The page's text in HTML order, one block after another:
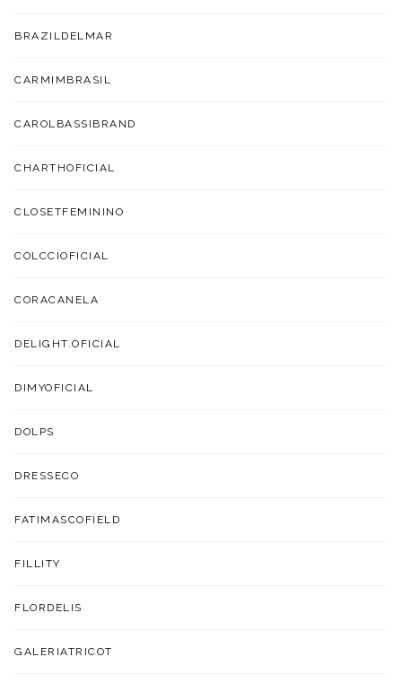
BRAZILDELMAR
CARMIMBRASIL
CAROLBASSIBRAND
CHARTHOFICIAL
CLOSETFEMININO
COLCCIOFICIAL
CORACANELA
DELIGHT.OFICIAL
DIMYOFICIAL
DOLPS
DRESSECO
FATIMASCOFIELD
FILLITY
FLORDELIS
GALERIATRICOT